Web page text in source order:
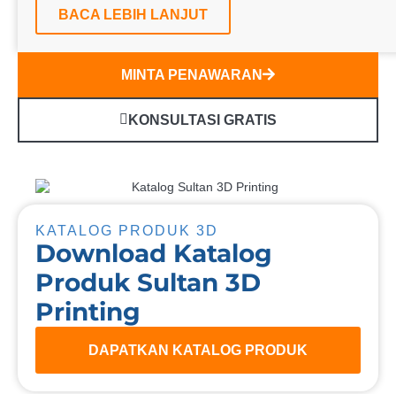
BACA LEBIH LANJUT
MINTA PENAWARAN
KONSULTASI GRATIS
KATALOG PRODUK 3D
Download Katalog
Produk Sultan 3D
Printing
DAPATKAN KATALOG PRODUK